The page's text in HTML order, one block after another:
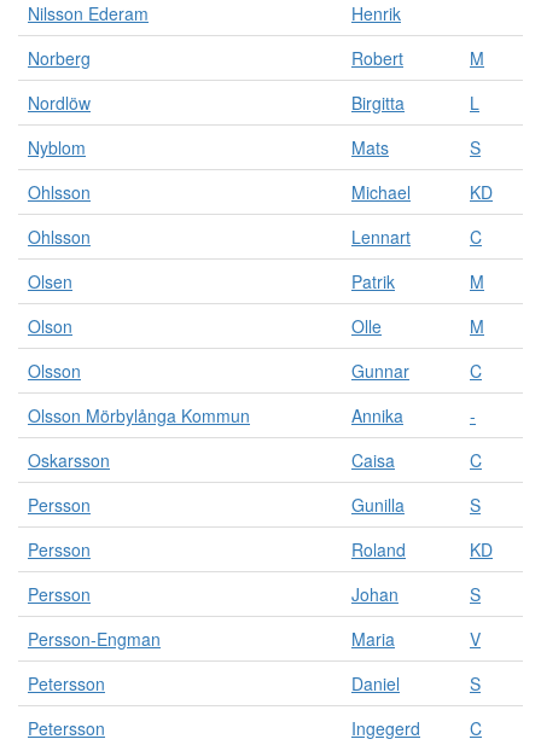
Nilsson Ederam
Henrik
Norberg
Robert
M
Nordlöw
Birgitta
L
Nyblom
Mats
S
Ohlsson
Michael
KD
Ohlsson
Lennart
C
Olsen
Patrik
M
Olson
Olle
M
Olsson
Gunnar
C
Olsson Mörbylånga Kommun
Annika
-
Oskarsson
Caisa
C
Persson
Gunilla
S
Persson
Roland
KD
Persson
Johan
S
Persson-Engman
Maria
V
Petersson
Daniel
S
Petersson
Ingegerd
C